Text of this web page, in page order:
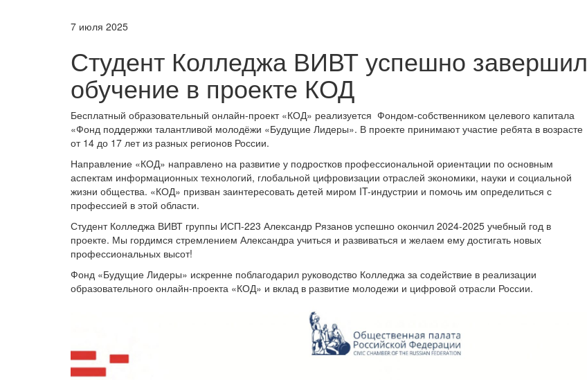
7 июля 2025
Студент Колледжа ВИВТ успешно завершил
обучение в проекте КОД
Бесплатный образовательный онлайн-проект «КОД» реализуется Фондом-собственником целевого капитала
«Фонд поддержки талантливой молодёжи «Будущие Лидеры». В проекте принимают участие ребята в возрасте
от 14 до 17 лет из разных регионов России.
Направление «КОД» направлено на развитие у подростков профессиональной ориентации по основным
аспектам информационных технологий, глобальной цифровизации отраслей экономики, науки и социальной
жизни общества. «КОД» призван заинтересовать детей миром IT-индустрии и помочь им определиться с
профессией в этой области.
Студент Колледжа ВИВТ группы ИСП-223 Александр Рязанов успешно окончил 2024-2025 учебный год в
проекте. Мы гордимся стремлением Александра учиться и развиваться и желаем ему достигать новых
профессиональных высот!
Фонд «Будущие Лидеры» искренне поблагодарил руководство Колледжа за содействие в реализации
образовательного онлайн-проекта «КОД» и вклад в развитие молодежи и цифровой отрасли России.